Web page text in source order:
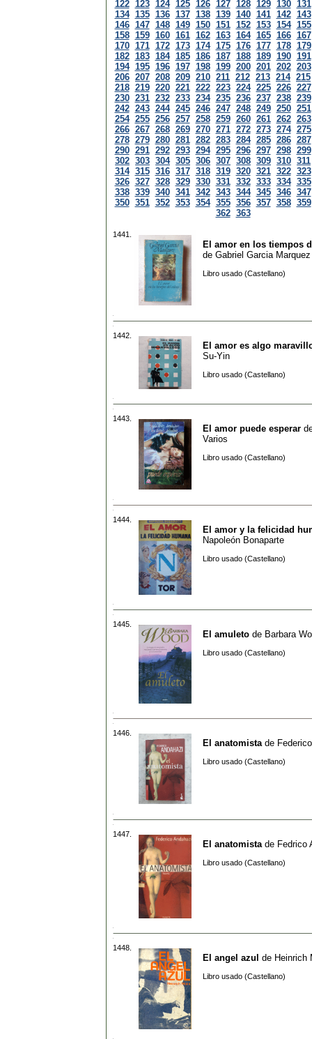
122 123 124 125 126 127 128 129 130 131
134 135 136 137 138 139 140 141 142 143
146 147 148 149 150 151 152 153 154 155
158 159 160 161 162 163 164 165 166 167
170 171 172 173 174 175 176 177 178 179
182 183 184 185 186 187 188 189 190 191
194 195 196 197 198 199 200 201 202 203
206 207 208 209 210 211 212 213 214 215
218 219 220 221 222 223 224 225 226 227
230 231 232 233 234 235 236 237 238 239
242 243 244 245 246 247 248 249 250 251
254 255 256 257 258 259 260 261 262 263
266 267 268 269 270 271 272 273 274 275
278 279 280 281 282 283 284 285 286 287
290 291 292 293 294 295 296 297 298 299
302 303 304 305 306 307 308 309 310 311
314 315 316 317 318 319 320 321 322 323
326 327 328 329 330 331 332 333 334 335
338 339 340 341 342 343 344 345 346 347
350 351 352 353 354 355 356 357 358 359
362 363
1441.
El amor en los tiempos
de Gabriel Garcia Marquez
Libro usado (Castellano)
1442.
El amor es algo
Su-Yin
Libro usado (Castellano)
1443.
El amor puede esperar
Varios
Libro usado (Castellano)
1444.
El amor y la felicidad
Napoleón Bonaparte
Libro usado (Castellano)
1445.
El amuleto de Barbara
Libro usado (Castellano)
1446.
El anatomista de
Libro usado (Castellano)
1447.
El anatomista de Fedrico
Libro usado (Castellano)
1448.
El angel azul de Heinrich
Libro usado (Castellano)